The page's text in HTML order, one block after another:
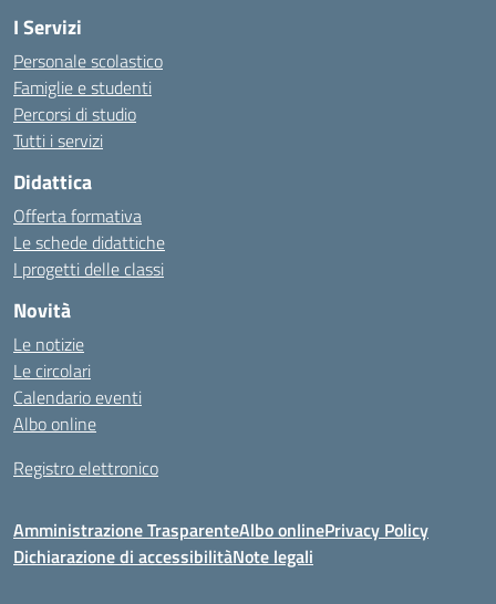
I Servizi
Personale scolastico
Famiglie e studenti
Percorsi di studio
Tutti i servizi
Didattica
Offerta formativa
Le schede didattiche
I progetti delle classi
Novità
Le notizie
Le circolari
Calendario eventi
Albo online
Registro elettronico
Amministrazione TrasparenteAlbo onlinePrivacy Policy
Dichiarazione di accessibilitàNote legali